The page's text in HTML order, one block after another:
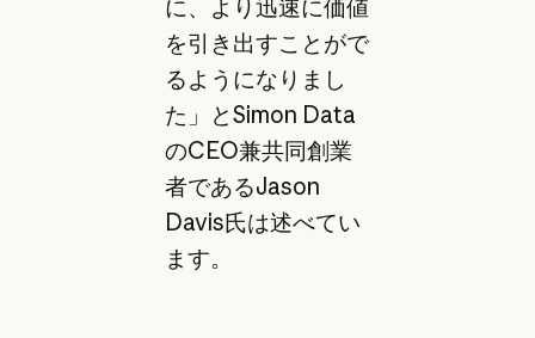
に、より迅速に価値
を引き出すことがで
るようになりまし
た」とSimon Data
のCEO兼共同創業
者であるJason
Davis氏は述べてい
ます。